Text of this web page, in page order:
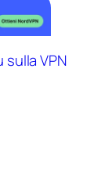
sulla VPN